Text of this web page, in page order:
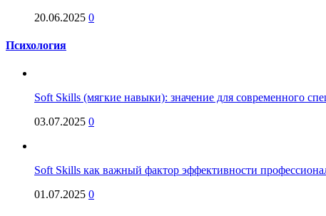
20.06.2025 0
Психология
Soft Skills (мягкие навыки): значение для современного
03.07.2025 0
Soft Skills как важный фактор эффективности
01.07.2025 0